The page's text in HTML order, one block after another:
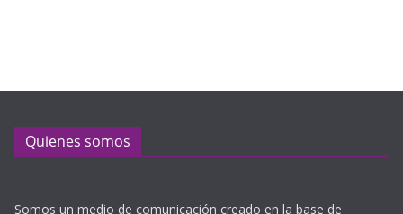
Quienes somos
Somos un medio de comunicación creado en la base de